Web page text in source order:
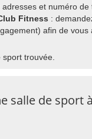
et numéro
Fitness :
afin de vous
trouvée.
salle de sport